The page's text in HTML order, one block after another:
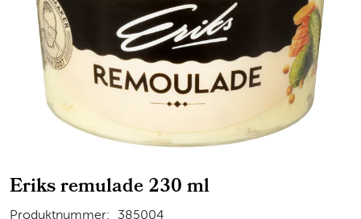
Eriks remulade 230 ml
Produktnummer:
385004
Kunnskapshjørnet